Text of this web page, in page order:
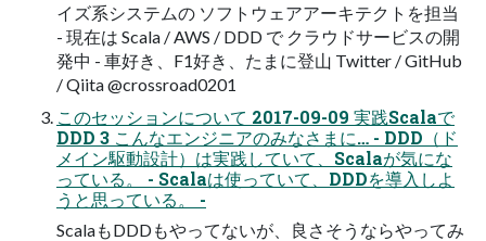
イズ系システムの ソフトウェアアーキテクトを担当
- 現在は Scala / AWS / DDD で クラウドサービスの開
発中 - 車好き、F1好き、たまに登山 Twitter / GitHub
/ Qiita @crossroad0201
このセッションについて 2017-09-09 実践Scalaで
DDD 3 こんなエンジニアのみなさまに… - DDD（ド
メイン駆動設計）は実践していて、Scalaが気にな
っている。 - Scalaは使っていて、DDDを導入しよ
うと思っている。 -
ScalaもDDDもやってないが、良さそうならやってみ